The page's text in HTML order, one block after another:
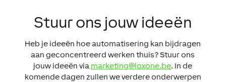
Stuur ons jouw ideeën
Heb je ideeën hoe automatisering kan bijdragen
aan geconcentreerd werken thuis? Stuur ons
jouw ideeën via marketing@loxone.be. In de
komende dagen zullen we verdere onderwerpen